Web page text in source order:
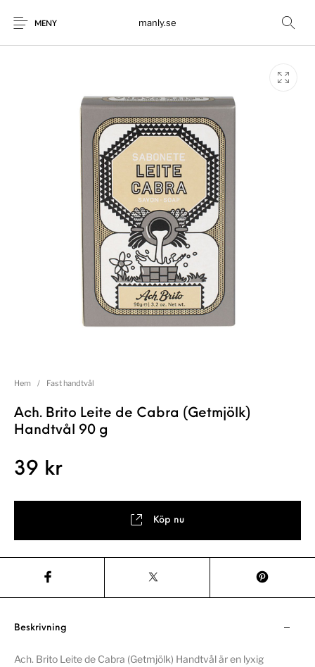
MENY manly.se
Hem / Fast handtvål
Ach. Brito Leite de Cabra (Getmjölk)
Handtvål 90 g
39 kr
Köp nu
Beskrivning
Ach. Brito Leite de Cabra (Getmjölk) Handtvål är en lyxig